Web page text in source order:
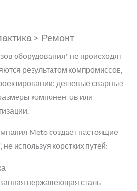
> Ремонт
оборудования" не происходят
результатом компромиссов,
дешевые сварные
компонентов или
Meto создает настоящие
используя коротких путей:
нержавеющая сталь